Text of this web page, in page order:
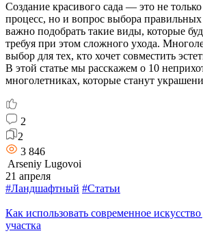
Создание красивого сада — это не
процесс, но и вопрос выбора
важно подобрать такие виды, которые
требуя при этом сложного ухода.
выбор для тех, кто хочет совместить
В этой статье мы расскажем о 10
многолетниках, которые станут
2
2
3 846
Arseniy Lugovoi
21 апреля
#Ландшафтный #Статьи
Как использовать современное
участка